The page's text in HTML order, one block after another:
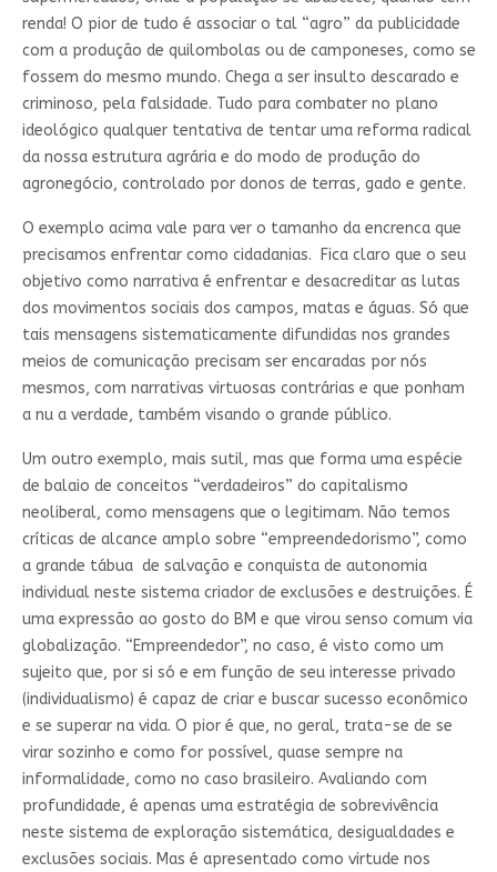
renda! O pior de tudo é associar o tal “agro” da publicidade
com a produção de quilombolas ou de camponeses, como se
fossem do mesmo mundo. Chega a ser insulto descarado e
criminoso, pela falsidade. Tudo para combater no plano
ideológico qualquer tentativa de tentar uma reforma radical
da nossa estrutura agrária e do modo de produção do
agronegócio, controlado por donos de terras, gado e gente.
O exemplo acima vale para ver o tamanho da encrenca que
precisamos enfrentar como cidadanias. Fica claro que o seu
objetivo como narrativa é enfrentar e desacreditar as lutas
dos movimentos sociais dos campos, matas e águas. Só que
tais mensagens sistematicamente difundidas nos grandes
meios de comunicação precisam ser encaradas por nós
mesmos, com narrativas virtuosas contrárias e que ponham
a nu a verdade, também visando o grande público.
Um outro exemplo, mais sutil, mas que forma uma espécie
de balaio de conceitos “verdadeiros” do capitalismo
neoliberal, como mensagens que o legitimam. Não temos
críticas de alcance amplo sobre “empreendedorismo”, como
a grande tábua de salvação e conquista de autonomia
individual neste sistema criador de exclusões e destruições. É
uma expressão ao gosto do BM e que virou senso comum via
globalização. “Empreendedor”, no caso, é visto como um
sujeito que, por si só e em função de seu interesse privado
(individualismo) é capaz de criar e buscar sucesso econômico
e se superar na vida. O pior é que, no geral, trata-se de se
virar sozinho e como for possível, quase sempre na
informalidade, como no caso brasileiro. Avaliando com
profundidade, é apenas uma estratégia de sobrevivência
neste sistema de exploração sistemática, desigualdades e
exclusões sociais. Mas é apresentado como virtude nos